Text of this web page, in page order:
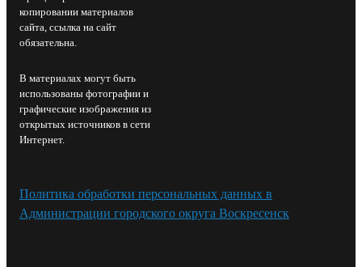
копировании материалов
сайта, ссылка на сайт
обязательна.
В материалах могут быть
использованы фотографии и
графические изображения из
открытых источников в сети
Интернет.
Политика обработки персональных данных в
Администрации городского округа Воскресенск